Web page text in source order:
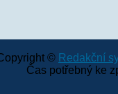
© Redakční
Čas potřebný ke